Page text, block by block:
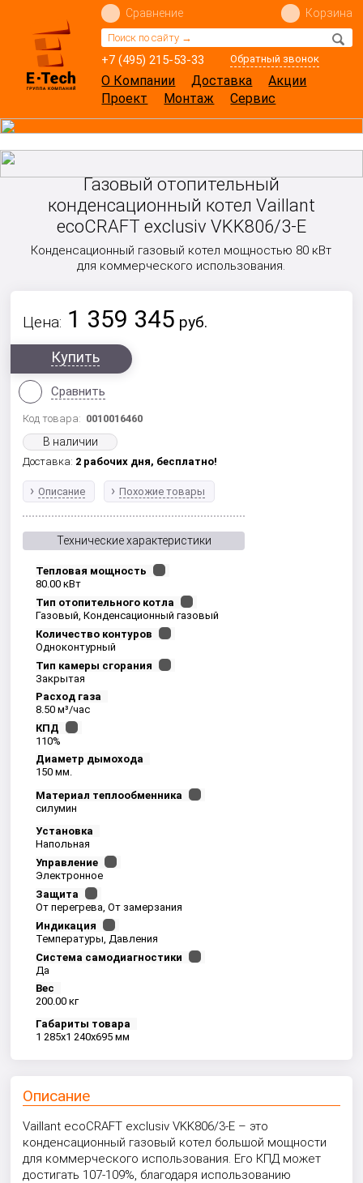
+7 (495) 215-53-33 Обратный звонок
Сравнение Корзина
О Компании Доставка
Акции
Проект
Монтаж Сервис
Газовый отопительный
конденсационный котел Vaillant
ecoCRAFT exclusiv VKK806/3-E
Конденсационный газовый котел мощностью 80 кВт
для коммерческого использования.
Цена: 1 359 345 руб.
Купить
Сравнить
Код товара: 0010016460
В наличии
Доставка: 2 рабочих дня, бесплатно!
Описание Похожие товары
Технические характеристики
Тепловая мощность
80.00 кВт
Тип отопительного котла
Газовый, Конденсационный газовый
Количество контуров
Одноконтурный
Тип камеры сгорания
Закрытая
Расход газа
8.50 м³/час
КПД
110%
Диаметр дымохода
150 мм.
Материал теплообменника
силумин
Установка
Напольная
Управление
Электронное
Защита
От перегрева, От замерзания
Индикация
Температуры, Давления
Система самодиагностики
Да
Вес
200.00 кг
Габариты товара
1 285x1 240x695 мм
Описание
Vaillant ecoCRAFT exclusiv VKK806/3-E – это
конденсационный газовый котел большой мощности
для коммерческого использования. Его КПД может
достигать 107-109%, благодаря использованию